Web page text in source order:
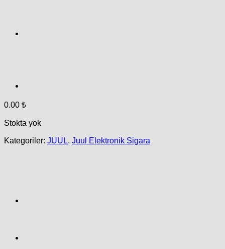
0.00 ₺
Stokta yok
Kategoriler: JUUL, Juul Elektronik Sigara